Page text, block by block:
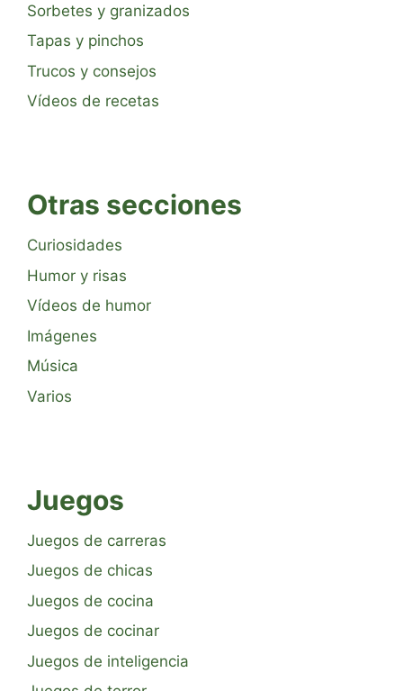
Sorbetes y granizados
Tapas y pinchos
Trucos y consejos
Vídeos de recetas
Otras secciones
Curiosidades
Humor y risas
Vídeos de humor
Imágenes
Música
Varios
Juegos
Juegos de carreras
Juegos de chicas
Juegos de cocina
Juegos de cocinar
Juegos de inteligencia